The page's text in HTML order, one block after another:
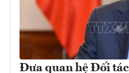
Đưa quan hệ Đối